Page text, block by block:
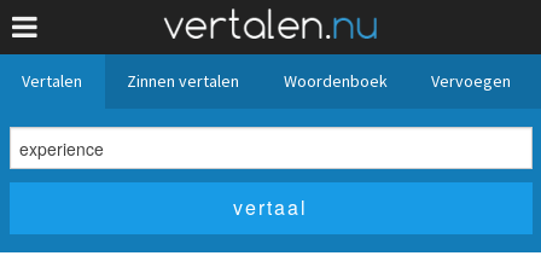
Vertalen Zinnen vertalen Woordenboek Vervoegen